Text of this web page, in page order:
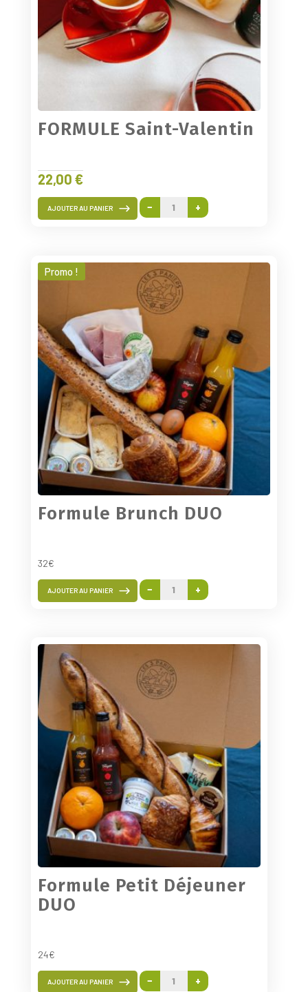
FORMULE Saint-Valentin
22,00 €
AJOUTER AU PANIER
quantité
Saint-
Valentin
− +
Promo !
Formule Brunch DUO
32€
AJOUTER AU PANIER
quantité
DUO
− +
Formule Petit Déjeuner
DUO
24€
AJOUTER AU PANIER
quantité
− +